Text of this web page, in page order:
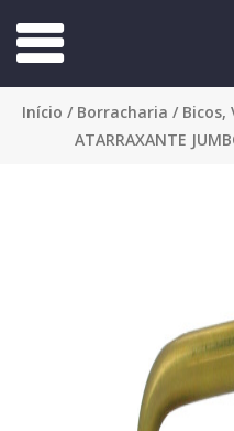
Início / Borracharia / Bicos,
ATARRAXANTE